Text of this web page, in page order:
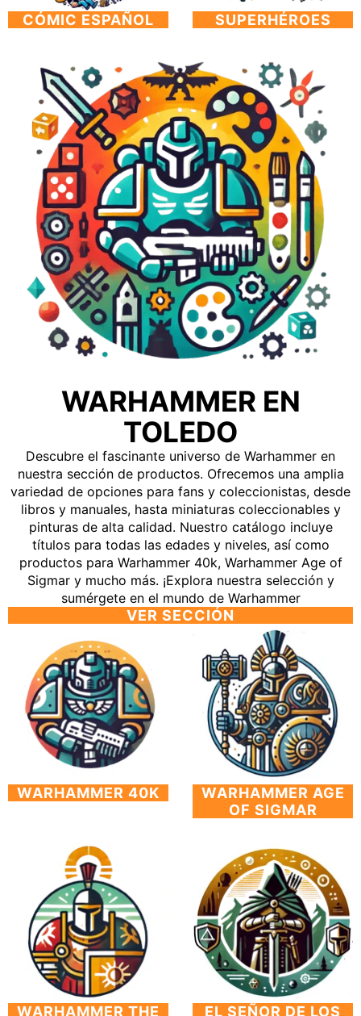
CÓMIC ESPAÑOL SUPERHÉROES
WARHAMMER EN
TOLEDO
Descubre el fascinante universo de Warhammer en
nuestra sección de productos. Ofrecemos una amplia
variedad de opciones para fans y coleccionistas, desde
libros y manuales, hasta miniaturas coleccionables y
pinturas de alta calidad. Nuestro catálogo incluye
títulos para todas las edades y niveles, así como
productos para Warhammer 40k, Warhammer Age of
Sigmar y mucho más. ¡Explora nuestra selección y
sumérgete en el mundo de Warhammer
VER SECCIÓN
WARHAMMER 40K
WARHAMMER AGE
OF SIGMAR
WARHAMMER THE EL SEÑOR DE LOS